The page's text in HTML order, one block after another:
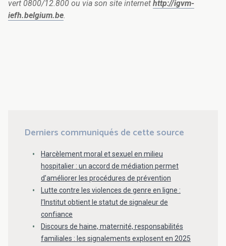
vert 0800/12.800 ou via son site internet http://igvm-
iefh.belgium.be.
Derniers communiqués de cette source
Harcèlement moral et sexuel en milieu
hospitalier : un accord de médiation permet
d’améliorer les procédures de prévention
Lutte contre les violences de genre en ligne :
l’Institut obtient le statut de signaleur de
confiance
Discours de haine, maternité, responsabilités
familiales : les signalements explosent en 2025